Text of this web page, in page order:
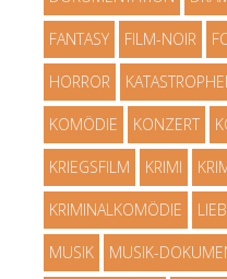
FANTASY FILM-NOIR
HORROR
KOMÖDIE KONZERT
KRIEGSFILM KRIMI
KRIMINALKOMÖDIE
MUSIK MUSIK-